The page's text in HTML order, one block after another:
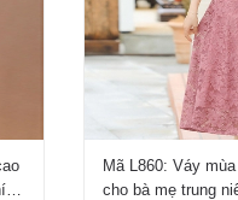
Mã L860: Váy
cho bà mẹ trung